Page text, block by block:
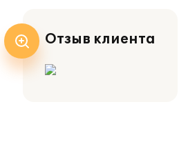
Отзыв клиента